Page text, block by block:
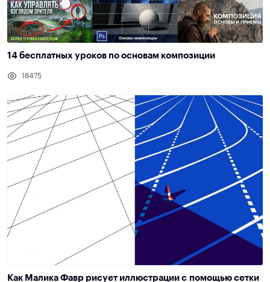
14 бесплатных уроков по основам композиции
18475
Как Малика Фавр рисует иллюстрации с помощью сетки